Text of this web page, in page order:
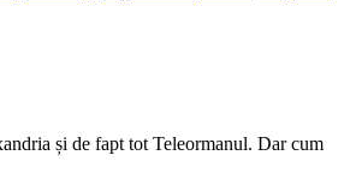
și de fapt tot Teleormanul. Dar cum